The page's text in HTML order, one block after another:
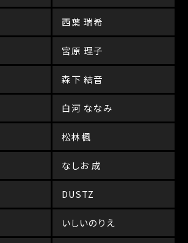
西葉 瑞希
宮原 理子
森下 結音
白河 ななみ
松林楓
なしお 成
DUSTZ
いしいのりえ